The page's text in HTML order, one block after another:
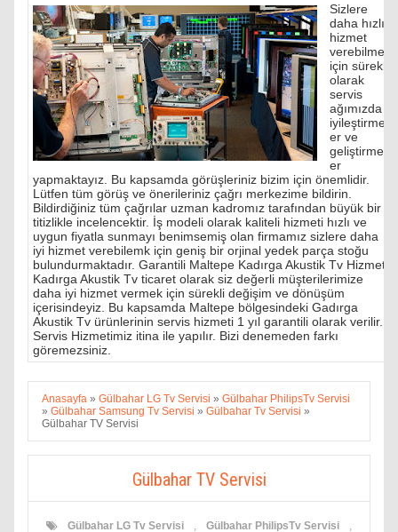
Sizlere
daha hızlı
hizmet
verebilmek
için sürekli
olarak
servis
ağımızda
iyileştirmel
er ve
geliştirmel
er
yapmaktayız. Bu kapsamda görüşleriniz bizim için önemlidir.
Lütfen tüm görüş ve önerileriniz çağrı merkezime bildirin.
Bildirdiğiniz tüm çağrılar uzman kadromız tarafından büyük bir
titizlikle incelencektir. İş modeli olarak kaliteli hizmeti hızlı ve
uygun fiyatla sunmayı benimsemiş olan firmamız sizlere daha
iyi hizmet verebilemk için geniş bir orjinal yedek parça stoğu
bulundurmaktadır. Garantili Maltepe Kadırga Akustik Tv Hizmeti
Kadırga Akustik Tv ticaret olarak siz değerli müşterilerimize
daha iyi hizmet vermek için sürekli değişim ve dönüşüm
içerisindeyiz. Bu kapsamda Maltepe bölgesindeki Gadırga
Akustik Tv ürünlerinin servis hizmeti 1 yıl garantili olarak verilir.
Servis Hizmetimiz itina ile yapılır. Bizi denemeden farkı
göremezsiniz.
Anasayfa » Gülbahar LG Tv Servisi » Gülbahar PhilipsTv Servisi
» Gülbahar Samsung Tv Servisi » Gülbahar Tv Servisi »
Gülbahar TV Servisi
Gülbahar TV Servisi
Gülbahar LG Tv Servisi Gülbahar PhilipsTv Servisi